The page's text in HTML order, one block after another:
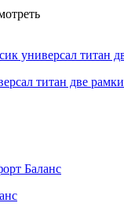
титан две рамки